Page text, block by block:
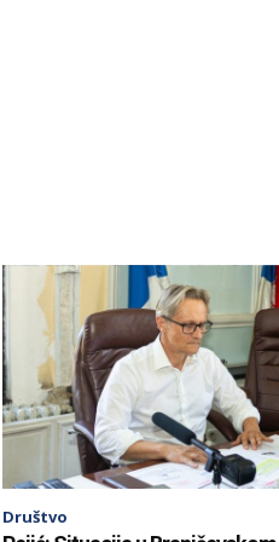
Društvo